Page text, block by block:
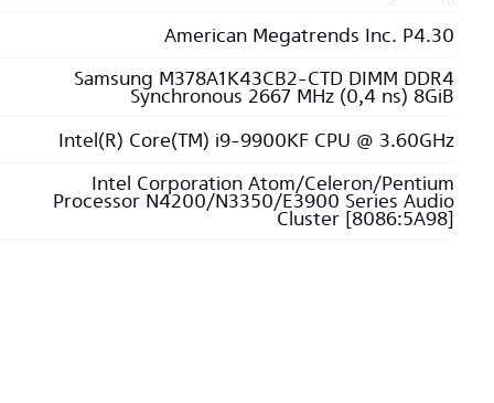
American Megatrends Inc. P4.30
Samsung M378A1K43CB2-CTD DIMM DDR4
Synchronous 2667 MHz (0,4 ns) 8GiB
Intel(R) Core(TM) i9-9900KF CPU @ 3.60GHz
Intel Corporation Atom/Celeron/Pentium
Processor N4200/N3350/E3900 Series Audio
Cluster [8086:5A98]